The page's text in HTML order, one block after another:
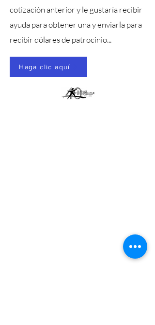
cotización anterior y le gustaría recibir
ayuda para obtener una y enviarla para
recibir dólares de patrocinio...
Haga clic aquí